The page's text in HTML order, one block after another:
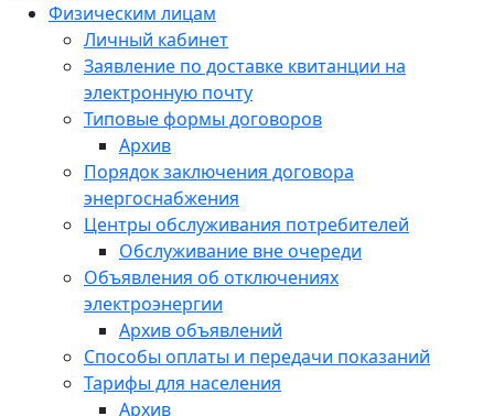
Физическим лицам
Личный кабинет
Заявление по доставке квитанции на
электронную почту
Типовые формы договоров
Архив
Порядок заключения договора
энергоснабжения
Центры обслуживания потребителей
Обслуживание вне очереди
Объявления об отключениях
электроэнергии
Архив объявлений
Способы оплаты и передачи показаний
Тарифы для населения
Архив